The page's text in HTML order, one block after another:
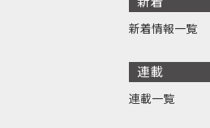
新着情報一覧
連載
連載一覧